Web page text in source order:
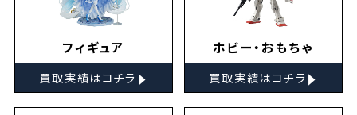
フィギュア
買取実績はコチラ ▸
ホビー・おもちゃ
買取実績はコチラ ▸